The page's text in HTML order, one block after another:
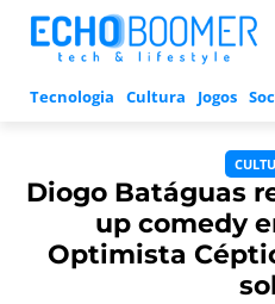
Tecnologia Cultura Jogos
Diogo Batáguas
up comedy
Optimista